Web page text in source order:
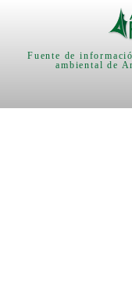
Fuente de
ambiental de